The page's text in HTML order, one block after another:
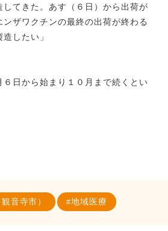
してきた。あす（６日）から出荷が
ザワクチンの最終の出荷が終わる
したい」
６日から始まり１０月まで続くとい
音寺市） 地域医療